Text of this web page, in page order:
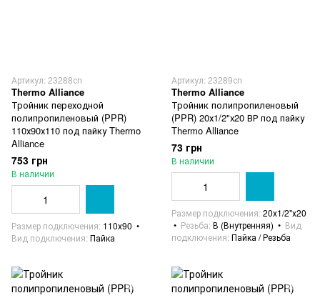
Артикул: 23288сп
Thermo Alliance
Тройник переходной
полипропиленовый (PPR)
110х90х110 под пайку Thermo
Alliance
753 грн
В наличии
Размер подключения 110х90
Вид подключения Пайка
Артикул: 23289сп
Thermo Alliance
Тройник полипропиленовый
(PPR) 20х1/2"х20 ВР под пайку
Thermo Alliance
73 грн
В наличии
Размер подключения 20х1/2"х20
Резьба В (Внутренняя)
Вид
подключения Пайка / Резьба